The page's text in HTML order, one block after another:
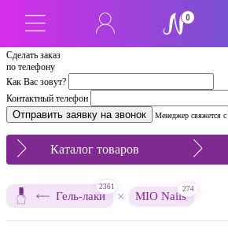
Сделать заказ
по телефону
Как Вас зовут?
Контактный телефон
Менеджер свяжется
0
Каталог товаров
Гель-лаки
2361
× MIO Nails
274